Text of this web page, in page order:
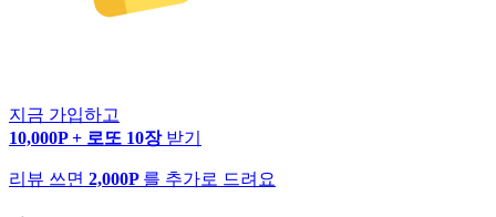
지금 가입하고
10,000P + 로또 10장 받기
리뷰 쓰면 2,000P 를 추가로 드려요